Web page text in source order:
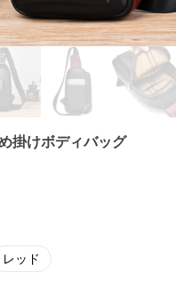
掛けボディバッグ
レッド